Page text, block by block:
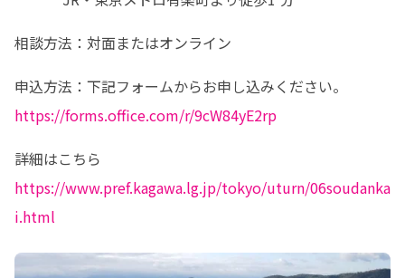
相談方法：対面またはオンライン
https://forms.office.com/r/9cW84yE2rp
https://www.pref.kagawa.lg.jp/tokyo/uturn/06soudanka
i.html